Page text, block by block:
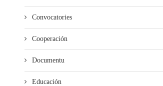
L’ALLA abre’l plazu pa los cursos
Convocatories
Cooperación
Documentu
Educación